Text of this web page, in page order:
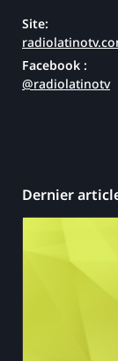
Site:
Facebook :
@radiolatinotv
Dernier